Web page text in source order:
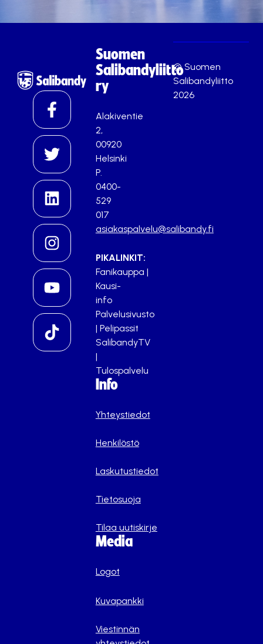
Suomen
Salibandyliitto
ry
Alakiventie
2,
00920
Helsinki
P.
0400-
529
017
asiakaspalvelu@salibandy.fi
PIKALINKIT:
Fanikauppa |
Kausi-
info
Palvelusivusto
| Pelipassit
SalibandyTV
|
Tulospalvelu
Info
Yhteystiedot
Henkilöstö
Laskutustiedot
Tietosuoja
Tilaa uutiskirje
Media
Logot
Kuvapankki
Viestinnän
© Suomen
Salibandyliitto
2026